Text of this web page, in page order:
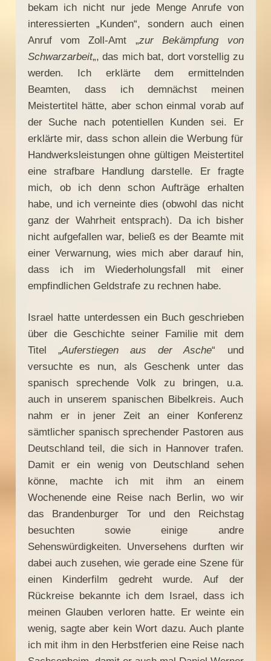
bekam ich nicht nur jede Menge Anrufe von
interessierten „Kunden“, sondern auch einen
Anruf vom Zoll-Amt „zur Bekämpfung von
Schwarzarbeit„, das mich bat, dort vorstellig zu
werden. Ich erklärte dem ermittelnden
Beamten, dass ich demnächst meinen
Meistertitel hätte, aber schon einmal vorab auf
der Suche nach potentiellen Kunden sei. Er
erklärte mir, dass schon allein die Werbung für
Handwerksleistungen ohne gültigen Meistertitel
eine strafbare Handlung darstelle. Er fragte
mich, ob ich denn schon Aufträge erhalten
habe, und ich verneinte dies (obwohl das nicht
ganz der Wahrheit entsprach). Da ich bisher
nicht aufgefallen war, beließ es der Beamte mit
einer Verwarnung, wies mich aber darauf hin,
dass ich im Wiederholungsfall mit einer
empfindlichen Geldstrafe zu rechnen habe.
Israel hatte unterdessen ein Buch geschrieben
über die Geschichte seiner Familie mit dem
Titel „Auferstiegen aus der Asche“ und
versuchte es nun, als Geschenk unter das
spanisch sprechende Volk zu bringen, u.a.
auch in unserem spanischen Bibelkreis. Auch
nahm er in jener Zeit an einer Konferenz
sämtlicher spanisch sprechender Pastoren aus
Deutschland teil, die sich in Hannover trafen.
Damit er ein wenig von Deutschland sehen
könne, machte ich mit ihm an einem
Wochenende eine Reise nach Berlin, wo wir
das Brandenburger Tor und den Reichstag
besuchten sowie einige andre
Sehenswürdigkeiten. Unversehens durften wir
dabei auch zusehen, wie gerade eine Szene für
einen Kinderfilm gedreht wurde. Auf der
Rückreise bekannte ich dem Israel, dass ich
meinen Glauben verloren hatte. Er weinte ein
wenig, sagte aber kein Wort dazu. Auch plante
ich mit ihm in den Herbstferien eine Reise nach